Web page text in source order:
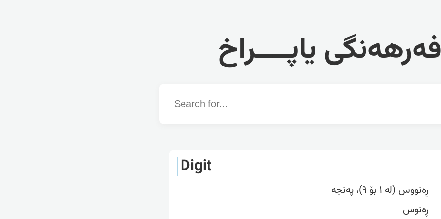
فەرهەنگی یاپــــراخ
Word
Digit
ڕەنووس (لە ١ بۆ ٩)، پەنجە
ڕەنوس